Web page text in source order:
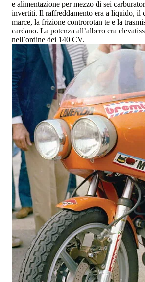
e alimentazione per mezzo di sei
invertiti. Il raffreddamento era a liquido, il
marce, la frizione controrotan te e la
cardano. La potenza all’albero era
nell’ordine dei 140 CV.